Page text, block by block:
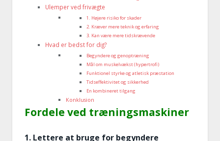
Ulemper ved frivægte
1. Højere risiko for skader
2. Kræver mere teknik og erfaring
3. Kan være mere tidskrævende
Hvad er bedst for dig?
Begyndere og genoptræning
Mål om muskelvækst (hypertrofi)
Funktionel styrke og atletisk præstation
Tidseffektivitet og sikkerhed
En kombineret tilgang
Konklusion
Fordele ved træningsmaskiner
1. Lettere at bruge for begyndere